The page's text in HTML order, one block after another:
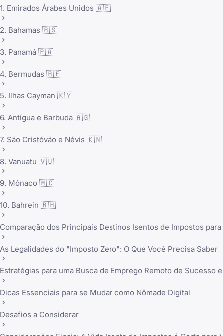
1. Emirados Árabes Unidos 🇦🇪
2. Bahamas 🇧🇸
3. Panamá 🇵🇦
4. Bermudas 🇧🇪
5. Ilhas Cayman 🇰🇾
6. Antígua e Barbuda 🇦🇬
7. São Cristóvão e Névis 🇰🇳
8. Vanuatu 🇻🇺
9. Mônaco 🇲🇨
10. Bahrein 🇧🇭
Comparação dos Principais Destinos Isentos de Impostos
As Legalidades do "Imposto Zero": O Que Você Precisa Saber
Estratégias para uma Busca de Emprego Remoto de Sucesso
Dicas Essenciais para se Mudar como Nômade Digital
Desafios a Considerar